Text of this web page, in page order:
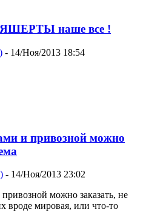
ЯШЕРТЫ наше все !
- 14/Ноя/2013 18:54
и привозной можно
- 14/Ноя/2013 23:02
можно заказать, не
вроде мировая, или что-то